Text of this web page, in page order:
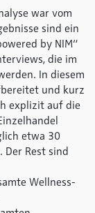
war vom
sind ein
by NIM“
die im
In diesem
und kurz
explizit auf die
etwa 30
Der Rest sind
Wellness-